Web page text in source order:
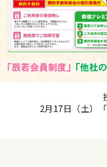
2月17日（土）